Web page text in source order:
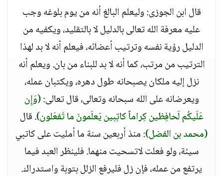
قال ابن الجوزى: وليعلم البالغ أنه من يوم بلوغه وجب
عليه معرفة الله تعالى بالدليل لا بالتقليد، ويكفيه من
الدليل رؤية نفسه وترتيب أعضائه، فيعلم أنه لا بد لهذا
الترتيب من مرتب، كما أنه لا بد للبناء من بان. ويعلم أنه
نزل إليه ملكان يصبحانه طول دهره، ويكتبان عمله،
ويعرضانه على الله سبحانه وتعالى، قال تعالى:(وَإِن
عَلَيكُم لَحافِظين كِراماً كاتِبين يَعلَمونَ ما تَفعَلون). قال
(محمد بن الفضل): منذ أربعين سنة ما أمليت على كاتبي
سيئة، ولو فعلت لاتسحيت منهما. فلينظر العبد فيما
يرتفع من عمله، فإن زل فليرفع الزلل بتوبة واستدراك.